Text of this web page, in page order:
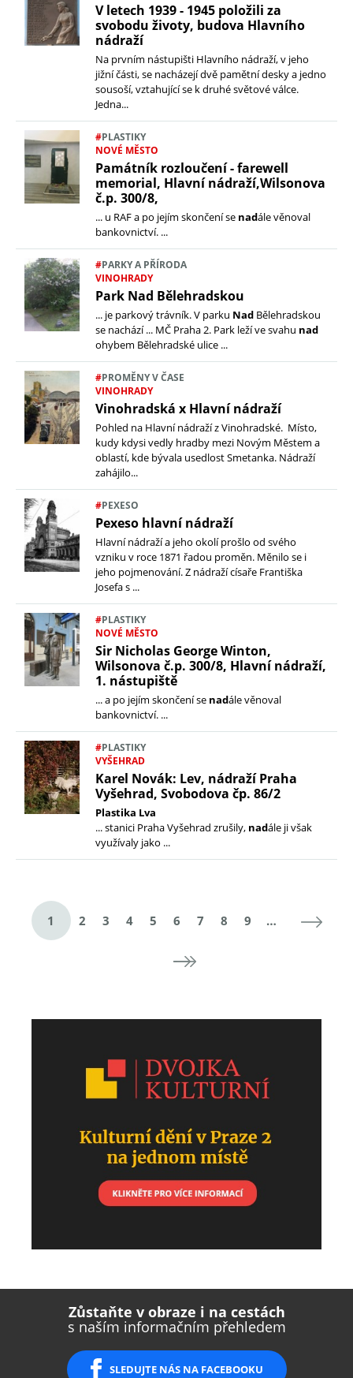
boo
V letech 1939 - 1945 položili za
svobodu životy, budova Hlavního
nádraží
Na prvním nástupišti Hlavního nádraží, v jeho
jižní části, se nacházejí dvě pamětní desky a jedno
sousoší, vztahující se k druhé světové válce.
Jedna...
#PLASTIKY
NOVÉ MĚSTO
Památník rozloučení - farewell
memorial, Hlavní nádraží,Wilsonova
č.p. 300/8,
... u RAF a po jejím skončení se nadále věnoval
bankovnictví. ...
#PARKY A PŘÍRODA
VINOHRADY
Park Nad Bělehradskou
... je parkový trávník. V parku Nad Bělehradskou
se nachází ... MČ Praha 2. Park leží ve svahu nad
ohybem Bělehradské ulice ...
#PROMĚNY V ČASE
VINOHRADY
Vinohradská x Hlavní nádraží
Pohled na Hlavní nádraží z Vinohradské. Místo,
kudy kdysi vedly hradby mezi Novým Městem a
oblastí, kde bývala usedlost Smetanka. Nádraží
zahájilo...
#PEXESO
Pexeso hlavní nádraží
Hlavní nádraží a jeho okolí prošlo od svého
vzniku v roce 1871 řadou proměn. Měnilo se i
jeho pojmenování. Z nádraží císaře Františka
Josefa s ...
#PLASTIKY
NOVÉ MĚSTO
Sir Nicholas George Winton,
Wilsonova č.p. 300/8, Hlavní nádraží,
1. nástupiště
... a po jejím skončení se nadále věnoval
bankovnictví. ...
#PLASTIKY
VYŠEHRAD
Karel Novák: Lev, nádraží Praha
Vyšehrad, Svobodova čp. 86/2
Plastika Lva
... stanici Praha Vyšehrad zrušily, nadále ji však
využívaly jako ...
1 2 3 4 5 6 7 8 9 …
Zůstaňte v obraze i na cestách
s naším informačním přehledem
SLEDUJTE NÁS NA FACEBOOKU